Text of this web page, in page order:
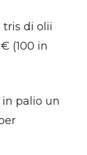
tris di olii
(100 in
palio un